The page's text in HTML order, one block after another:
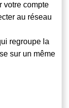
votre compte
au réseau
regroupe la
sur un même